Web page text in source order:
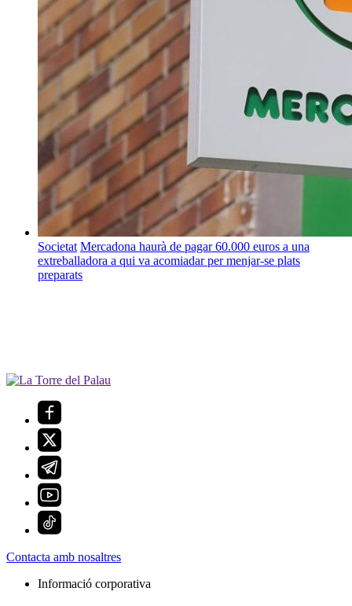
Societat Mercadona haurà de pagar 60.000 euros a una
extreballadora a qui va acomiadar per menjar-se plats
preparats
Contacta amb nosaltres
Informació corporativa